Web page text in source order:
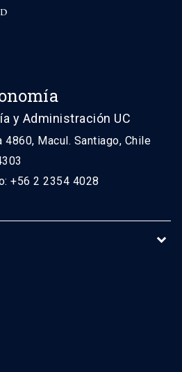
y Administración UC
4860, Macul. Santiago, Chile
+56 2 2354 4028